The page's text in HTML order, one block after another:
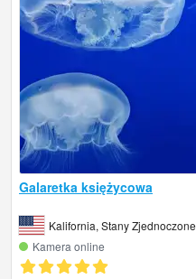
Galaretka księżycowa
Kalifornia, Stany Zjednoczone
Kamera online